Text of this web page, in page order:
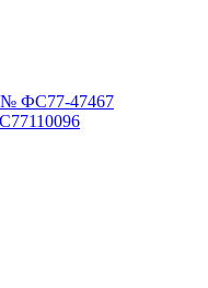
№ ФС77-47467